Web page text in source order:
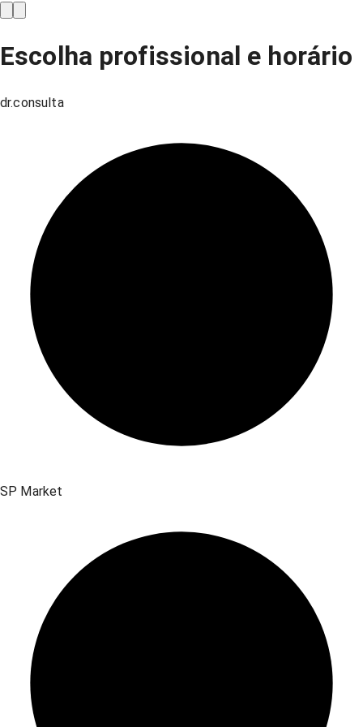
Escolha profissional e horário
dr.consulta
SP Market